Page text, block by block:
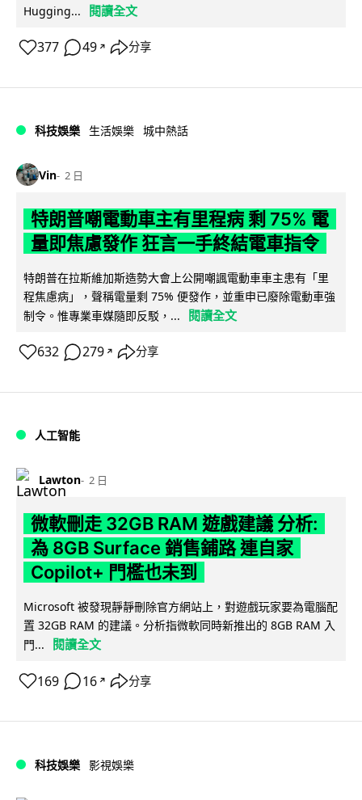
Hugging... 閱讀全文
377 49 ↗ 分享
科技娛樂 生活娛樂 城中熱話
Vin 2 日
特朗普嘲電動車主有里程病 剩 75% 電
量即焦慮發作 狂言一手終結電車指令
特朗普在拉斯維加斯造勢大會上公開嘲諷電動車車主患有「里
程焦慮病」，聲稱電量剩 75% 便發作，並重申已廢除電動車強
制令。惟專業車媒隨即反駁，...
閱讀全文
632 279 ↗ 分享
人工智能
Lawton 2 日
微軟刪走 32GB RAM 遊戲建議 分析:
為 8GB Surface 銷售鋪路 連自家
Copilot+ 門檻也未到
Microsoft 被發現靜靜刪除官方網站上，對遊戲玩家要為電腦配
置 32GB RAM 的建議。分析指微軟同時新推出的 8GB RAM 入
門...
閱讀全文
169 16 ↗ 分享
科技娛樂 影視娛樂